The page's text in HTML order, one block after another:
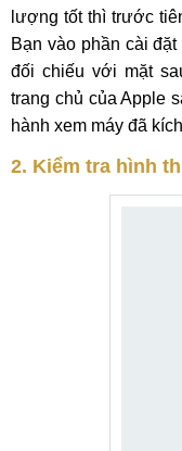
lượng tốt thì trước
Bạn vào phần cài
đối chiếu với mặt
trang chủ của Apple
hành xem máy đã
2. Kiểm tra hình